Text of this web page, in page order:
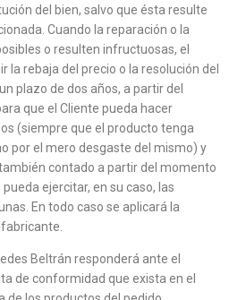
del bien, salvo que ésta resulte
Cuando la reparación o la
o resulten infructuosas, el
la rebaja del precio o la resolución del
plazo de dos años, a partir del
que el Cliente pueda hacer
(siempre que el producto tenga
por el mero desgaste del mismo) y
contado a partir del momento
ejercitar, en su caso, las
En todo caso se aplicará la
Beltrán responderá ante el
de conformidad que exista en el